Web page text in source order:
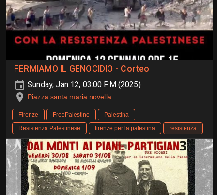
FERMIAMO IL GENOCIDIO - Corteo
Sunday, Jan 12, 03:00 PM (2025)
Piazza santa maria novella
Firenze FreePalestine
Palestina
Resistenza Palestinese
firenze per la palestina resistenza